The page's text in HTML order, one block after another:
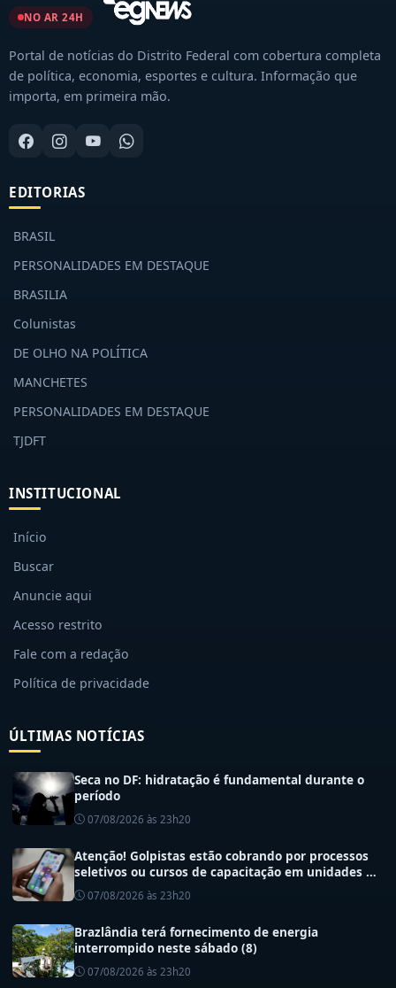
NO AR 24H
Portal de notícias do Distrito Federal com cobertura completa
de política, economia, esportes e cultura. Informação que
importa, em primeira mão.
EDITORIAS
BRASIL
PERSONALIDADES EM DESTAQUE
BRASILIA
Colunistas
DE OLHO NA POLÍTICA
MANCHETES
PERSONALIDADES EM DESTAQUE
TJDFT
INSTITUCIONAL
Início
Buscar
Anuncie aqui
Acesso restrito
Fale com a redação
Política de privacidade
ÚLTIMAS NOTÍCIAS
Seca no DF: hidratação é fundamental durante o
período
07/08/2026 às 23h20
Atenção! Golpistas estão cobrando por processos
seletivos ou cursos de capacitação em unidades de
saúde do DF
07/08/2026 às 23h20
Brazlândia terá fornecimento de energia
interrompido neste sábado (8)
07/08/2026 às 23h20